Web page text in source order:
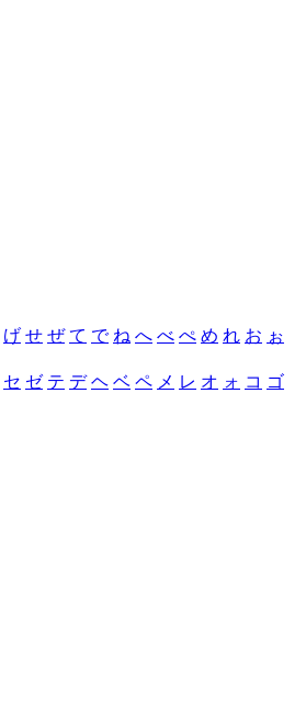
げ せ ぜ て で ね へ べ ぺ め れ お ぉ
セ ゼ テ デ ヘ ベ ペ メ レ オ ォ コ ゴ